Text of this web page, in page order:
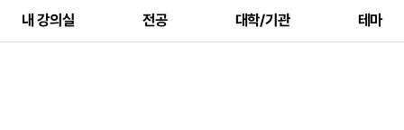
내 강의실 전공 대학/기관 테마